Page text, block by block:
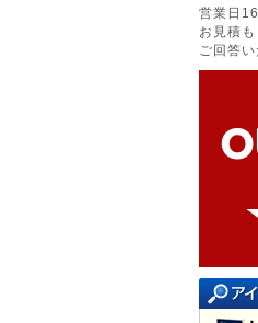
営業日
お見積
ご回答い